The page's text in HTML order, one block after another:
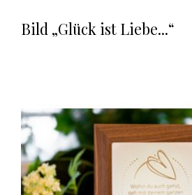
Bild „Glück ist Liebe...“